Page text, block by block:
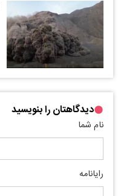
دیدگاهتان را بنویسید
نام شما
رایانامه